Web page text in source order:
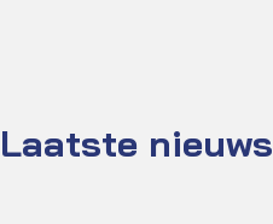
Laatste nieuws